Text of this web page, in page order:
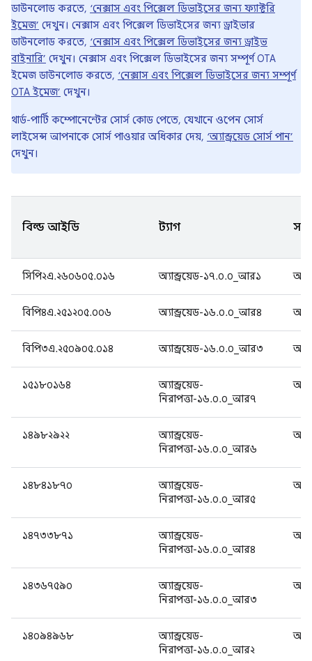
ডাউনলোড করতে, ‘নেক্সাস এবং পিক্সেল ডিভাইসের জন্য ফ্যাক্টরি
ইমেজ’ দেখুন। নেক্সাস এবং পিক্সেল ডিভাইসের জন্য ড্রাইভার
ডাউনলোড করতে, ‘নেক্সাস এবং পিক্সেল ডিভাইসের জন্য ড্রাইভ
বাইনারি’ দেখুন। নেক্সাস এবং পিক্সেল ডিভাইসের জন্য সম্পূর্ণ OTA
ইমেজ ডাউনলোড করতে, ‘নেক্সাস এবং পিক্সেল ডিভাইসের জন্য সম্পূর্ণ
OTA ইমেজ’ দেখুন।
থার্ড-পার্টি কম্পোনেন্টের সোর্স কোড পেতে, যেখানে ওপেন সোর্স
লাইসেন্স আপনাকে সোর্স পাওয়ার অধিকার দেয়, ‘অ্যান্ড্রয়েড সোর্স পান’
দেখুন।
বিল্ড আইডি ট্যাগ
সিপি২এ.২৬০৬০৫.০১৬ অ্যান্ড্রয়েড-১৭.০.০_আর১
বিপি৪এ.২৫১২০৫.০০৬ অ্যান্ড্রয়েড-১৬.০.০_আর৪
বিপি৩এ.২৫০৯০৫.০১৪ অ্যান্ড্রয়েড-১৬.০.০_আর৩
১৫১৮০১৬৪
অ্যান্ড্রয়েড-
নিরাপত্তা-১৬.০.০_আর৭
১৪৯৮২৯২২
অ্যান্ড্রয়েড-
নিরাপত্তা-১৬.০.০_আর৬
১৪৮৪১৮৭০
অ্যান্ড্রয়েড-
নিরাপত্তা-১৬.০.০_আর৫
১৪৭৩৩৮৭১
অ্যান্ড্রয়েড-
নিরাপত্তা-১৬.০.০_আর৪
১৪৩৬৭৫৯০
অ্যান্ড্রয়েড-
নিরাপত্তা-১৬.০.০_আর৩
১৪০৯৪৯৬৮
অ্যান্ড্রয়েড-
নিরাপত্তা-১৬.০.০_আর২